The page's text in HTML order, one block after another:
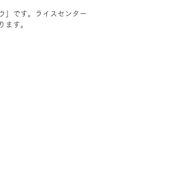
」です。ライスセンター
ます。